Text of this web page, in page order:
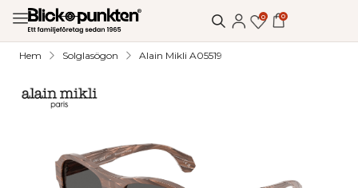
0 0
Hem Solglasögon Alain Mikli A05519